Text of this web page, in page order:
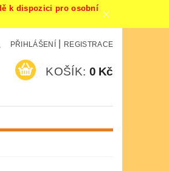
k dispozici pro osobní
PŘIHLÁŠENÍ REGISTRACE
KOŠÍK: 0 Kč